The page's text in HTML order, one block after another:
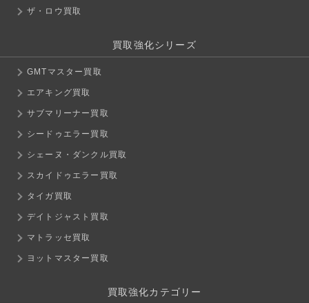
ザ・ロウ買取
買取強化シリーズ
GMTマスター買取
エアキング買取
サブマリーナー買取
シードゥエラー買取
シェーヌ・ダンクル買取
スカイドゥエラー買取
タイガ買取
デイトジャスト買取
マトラッセ買取
ヨットマスター買取
買取強化カテゴリー